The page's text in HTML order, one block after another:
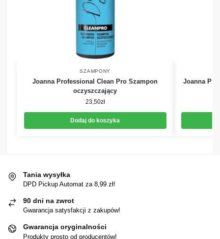
SZAMPONY
Joanna Professional Clean Pro Szampon
oczyszczający
23,50zł
Dodaj do koszyka
Joanna
Tania wysyłka
DPD Pickup Automat za 8,99 zł!
90 dni na zwrot
Gwarancja satysfakcji z zakupów!
Gwarancja oryginalności
Produkty prosto od producentów!